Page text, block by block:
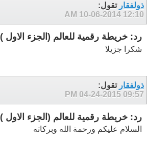
ذولفقار تقول:
10-06-2014 12:10 AM
رد: خريطة رقمية للعالم (الجزء الاول )
شكرا جزيلا
ذولفقار تقول:
04-24-2015 09:57 PM
رد: خريطة رقمية للعالم (الجزء الاول )
السلام عليكم ورحمة الله وبركاته